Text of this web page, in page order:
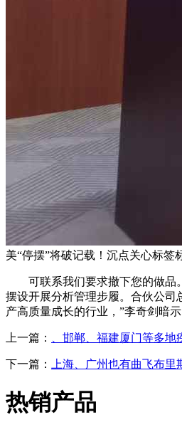
美“停摆”将破记载！沉点关心标签
可联系我们要求撤下您的做品。
摆设开展分析管理步履。合伙公司
产高质量成长的行业，”李奇剑暗
上一篇： 、邯郸、福建厦门等多
下一篇： 上海、广州也有曲飞布里
热销产品